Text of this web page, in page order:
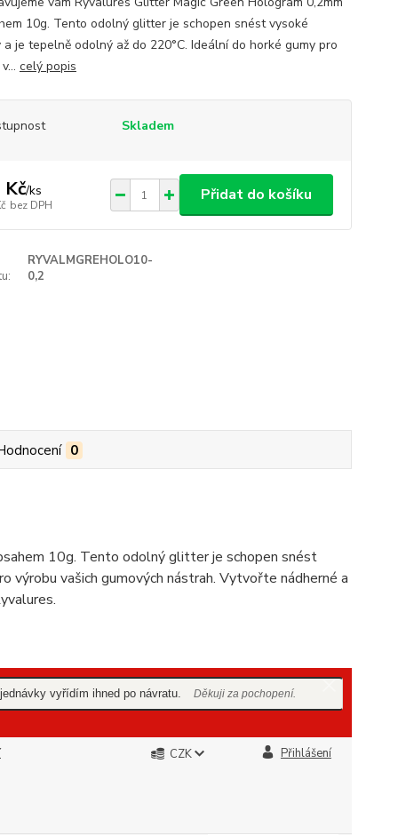
10g. Tento odolný glitter je schopen snést vysoké
je tepelně odolný až do 220°C. Ideální do horké gumy pro
celý popis
Skladem
Kč/ks
bez DPH
Přidat do košíku
RYVALMGREHOLO10-
0,2
0
10g. Tento odolný glitter je schopen snést
vašich gumových nástrah. Vytvořte nádherné a
vyřídím ihned po návratu. Děkuji za pochopení.
CZK Přihlášení